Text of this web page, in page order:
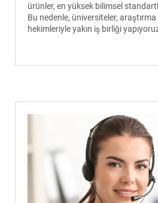
ürünler, en yüksek bilimsel
Bu nedenle, üniversiteler,
hekimleriyle yakın iş birliği